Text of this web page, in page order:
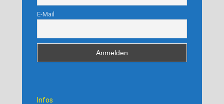
E-Mail
Infos